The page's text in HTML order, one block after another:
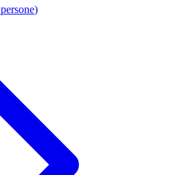
persone)